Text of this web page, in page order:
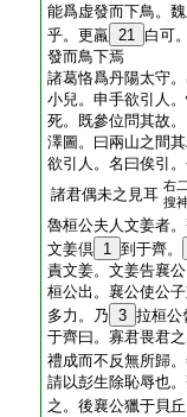
能爲虚發而下鳥。
乎。更羸 21 白可
發而鳥下焉
諸葛恪爲丹陽太守
小兒。申手欲引人
死。既參位問其故
澤圖。曰兩山之間
欲引人。名曰俟引
諸君偶未之見耳 右
搜
魯桓公夫人文姜者
文姜倶 1 到于齊。
責文姜。文姜告襄
桓公出。襄公使公
多力。乃 3 拉桓公
于齊曰。寡君畏君
禮成而不反無所歸
請以彭生除恥辱也
之。後襄公獵于貝